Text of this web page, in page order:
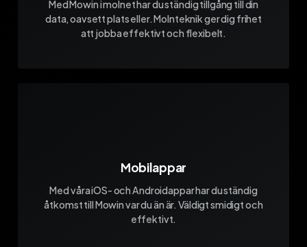
Med Mowin i molnet har du ständig tillgång till din
data, oavsett plats eller. Molnteknik ger dig frihet
att jobba effektivt och flexibelt.
Mobilappar
Med våra iOS- och Androidappar har du ständig
åtkomst till Mowin var du än är. Väldigt smidigt och
effektivt.